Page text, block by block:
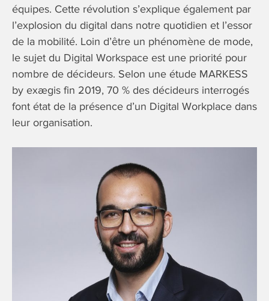
équipes. Cette révolution s’explique également par
l’explosion du digital dans notre quotidien et l’essor
de la mobilité. Loin d’être un phénomène de mode,
le sujet du Digital Workspace est une priorité pour
nombre de décideurs. Selon une étude MARKESS
by exægis fin 2019, 70 % des décideurs interrogés
font état de la présence d’un Digital Workplace dans
leur organisation.